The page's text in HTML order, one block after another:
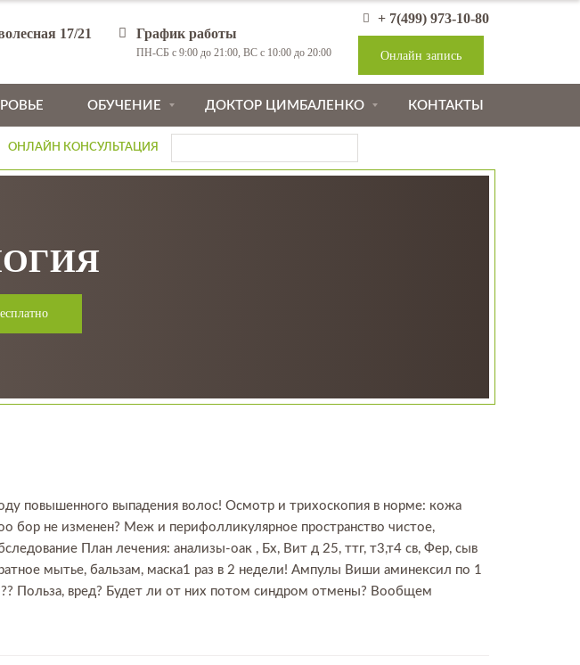
17/21 График работы
ПН-СБ с 9:00 до 21:00, ВС с 10:00 до 20:00
+ 7(499) 973-10-80
Онлайн запись
ОБУЧЕНИЕ ДОКТОР ЦИМБАЛЕНКО КОНТАКТЫ
ОНЛАЙН КОНСУЛЬТАЦИЯ
повышенного выпадения волос! Осмотр и трихоскопия в норме: кожа
бор не изменен? Меж и перифолликулярное пространство чистое,
План лечения: анализы-оак , Бх, Вит д 25, ттг, т3,т4 св, Фер, сыв
мытье, бальзам, маска1 раз в 2 недели! Ампулы Виши аминексил по 1
Польза, вред? Будет ли от них потом синдром отмены? Вообщем